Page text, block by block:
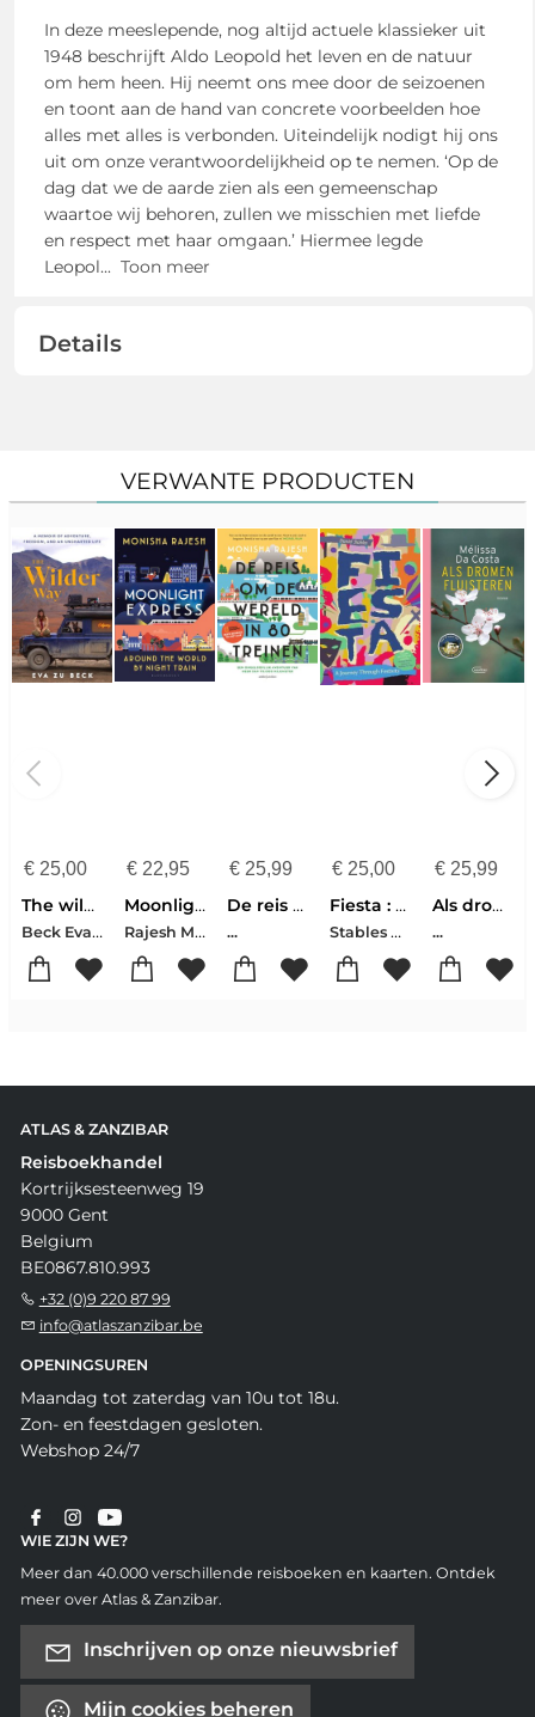
In deze meeslepende, nog altijd actuele klassieker uit
1948 beschrijft Aldo Leopold het leven en de natuur
om hem heen. Hij neemt ons mee door de seizoenen
en toont aan de hand van concrete voorbeelden hoe
alles met alles is verbonden. Uiteindelijk nodigt hij ons
uit om onze verantwoordelijkheid op te nemen. ‘Op de
dag dat we de aarde zien als een gemeenschap
waartoe wij behoren, zullen we misschien met liefde
en respect met haar omgaan.’ Hiermee legde
Leopol... Toon meer
Details
VERWANTE PRODUCTEN
€25,00
The wilder way
Beck Eva Zu
€22,95
Moonlight express
Rajesh Monisha
€ 25,99
De reis om de wereld in 80 treinen reisverhaal
...
€ 25,00
Fiesta : a journey through festivity
Stables Daniel
€ 25,99
Als dromen fluisteren - Mélissa Da Costa
...
ATLAS & ZANZIBAR
Reisboekhandel
Kortrijksesteenweg 19
9000 Gent
Belgium
BE0867.810.993
+32 (0)9 220 87 99
info@atlaszanzibar.be
OPENINGSUREN
Maandag tot zaterdag van 10u tot 18u.
Zon- en feestdagen gesloten.
Webshop 24/7
WIE ZIJN WE?
Meer dan 40.000 verschillende reisboeken en kaarten. Ontdek
meer over Atlas & Zanzibar.
Inschrijven op onze nieuwsbrief
Mijn cookies beheren